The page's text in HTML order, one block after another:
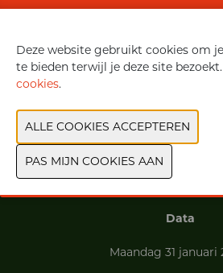
Exposantenlijst
Praktische
Contact
Data
Maandag 31 januari
Deze website gebruikt cookies om
te bieden terwijl je deze site bezoekt.
cookies.